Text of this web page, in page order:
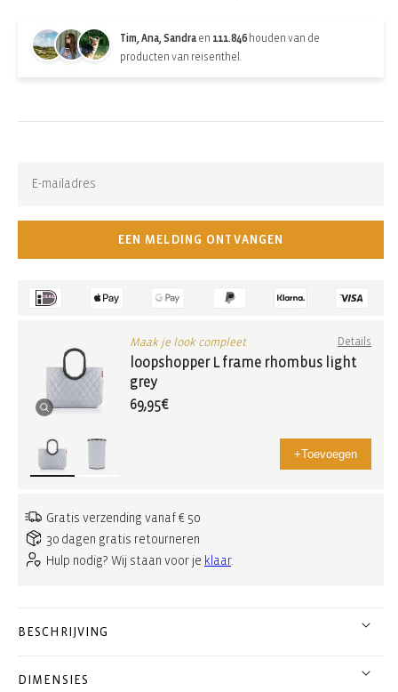
Tim, Ana, Sandra en 111.846 houden van de
producten van reisenthel.
EEN MELDING ONTVANGEN
Maak je look compleet Details
loopshopper L frame rhombus light
grey
69,95€
+Toevoegen
Gratis verzending vanaf € 50
30 dagen gratis retourneren
Hulp nodig? Wij staan voor je klaar.
BESCHRIJVING
DIMENSIES